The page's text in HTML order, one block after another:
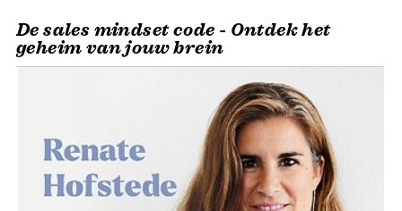
De sales mindset code - Ontdek het
geheim van jouw brein